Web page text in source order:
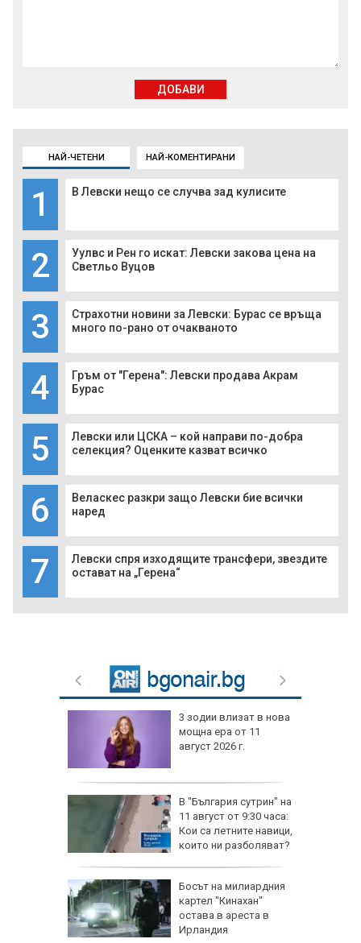
НАЙ-ЧЕТЕНИ НАЙ-КОМЕНТИРАНИ
1 В Левски нещо се случва зад кулисите
2
Уулвс и Рен го искат: Левски закова цена на
Светльо Вуцов
3
Страхотни новини за Левски: Бурас се връща
много по-рано от очакваното
4
Гръм от "Герена": Левски продава Акрам
Бурас
5
Левски или ЦСКА – кой направи по-добра
селекция? Оценките казват всичко
6
Веласкес разкри защо Левски бие всички
наред
7
Левски спря изходящите трансфери, звездите
остават на „Герена“
3 зодии влизат в нова
мощна ера от 11
август 2026 г.
В "България сутрин" на
11 август от 9:30 часа:
Кои са летните навици,
които ни разболяват?
Босът на милиардния
картел "Кинахан"
остава в ареста в
Ирландия
ДОБАВИ